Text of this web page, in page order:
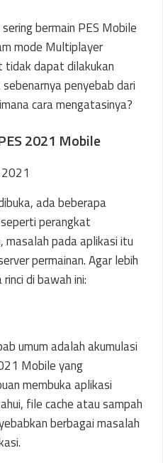
bermain PES Mobile
mode Multiplayer
dapat dilakukan
penyebab dari
cara mengatasinya?
2021 Mobile
ada beberapa
perangkat
masalah pada aplikasi itu
permainan. Agar lebih
di bawah ini:
umum adalah akumulasi
Mobile yang
membuka aplikasi
file cache atau sampah
berbagai masalah